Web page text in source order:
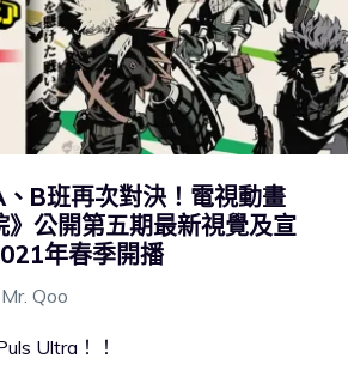
、B班再次對決！電視動畫
》公開第五期最新視覺及宣
年春季開播
Mr. Qoo
Ultra！！